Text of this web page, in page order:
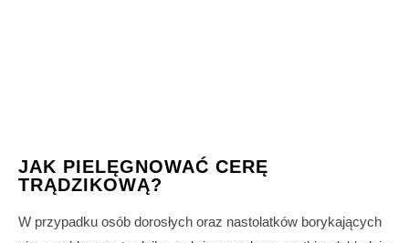
JAK PIELĘGNOWAĆ CERĘ
TRĄDZIKOWĄ?
W przypadku osób dorosłych oraz nastolatków borykających